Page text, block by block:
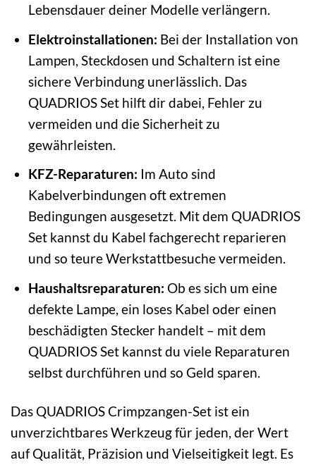
Lebensdauer deiner Modelle verlängern.
Elektroinstallationen: Bei der Installation von
Lampen, Steckdosen und Schaltern ist eine
sichere Verbindung unerlässlich. Das
QUADRIOS Set hilft dir dabei, Fehler zu
vermeiden und die Sicherheit zu
gewährleisten.
KFZ-Reparaturen: Im Auto sind
Kabelverbindungen oft extremen
Bedingungen ausgesetzt. Mit dem QUADRIOS
Set kannst du Kabel fachgerecht reparieren
und so teure Werkstattbesuche vermeiden.
Haushaltsreparaturen: Ob es sich um eine
defekte Lampe, ein loses Kabel oder einen
beschädigten Stecker handelt – mit dem
QUADRIOS Set kannst du viele Reparaturen
selbst durchführen und so Geld sparen.
Das QUADRIOS Crimpzangen-Set ist ein
unverzichtbares Werkzeug für jeden, der Wert
auf Qualität, Präzision und Vielseitigkeit legt. Es